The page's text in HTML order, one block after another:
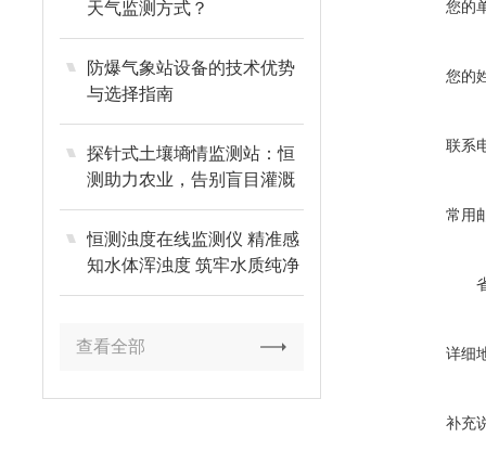
天气监测方式？
防爆气象站设备的技术优势
与选择指南
探针式土壤墒情监测站：恒
测助力农业，告别盲目灌溉
恒测浊度在线监测仪 精准感
知水体浑浊度 筑牢水质纯净
防线
查看全部
您的
您的
联系
常用
详细
补充